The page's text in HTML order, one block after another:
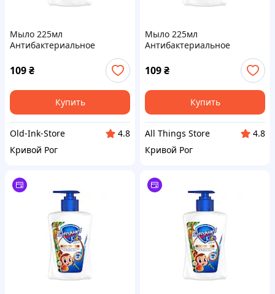
Мыло 225мл
Антибактериальное
Детское Тропическое ТМ
SAFEGUARD
109₴
Купить
Old-Ink-Store
4.8
Кривой Рог
Мыло 225мл
Антибактериальное
Детское Тропическое ТМ
SAFEGUARD
109₴
Купить
All Things Store
4.8
Кривой Рог